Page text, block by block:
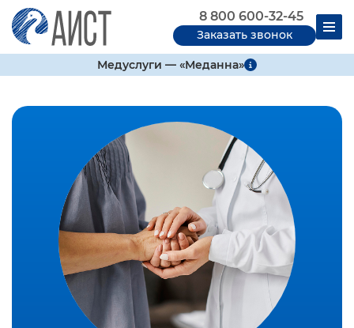
8 800 600-32-45
Заказать звонок
Медуслуги — «Меданна»